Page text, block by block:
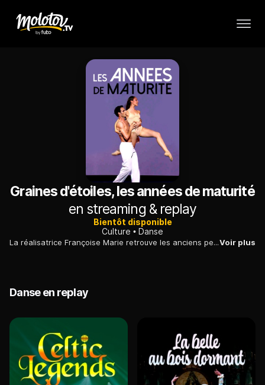
Graines d'étoiles, les années de maturité
en streaming & replay
Bientôt disponible
Culture
Danse
La réalisatrice Françoise Marie retrouve les anciens petits rats de l'Opéra de Paris qu'elle avait filmés à l'école il y a dix ans, puis à l'orée de leur carrière.Voir plus
Danse en replay